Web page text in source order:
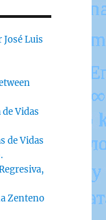
José Luis
Vidas
de Vidas
Zenteno